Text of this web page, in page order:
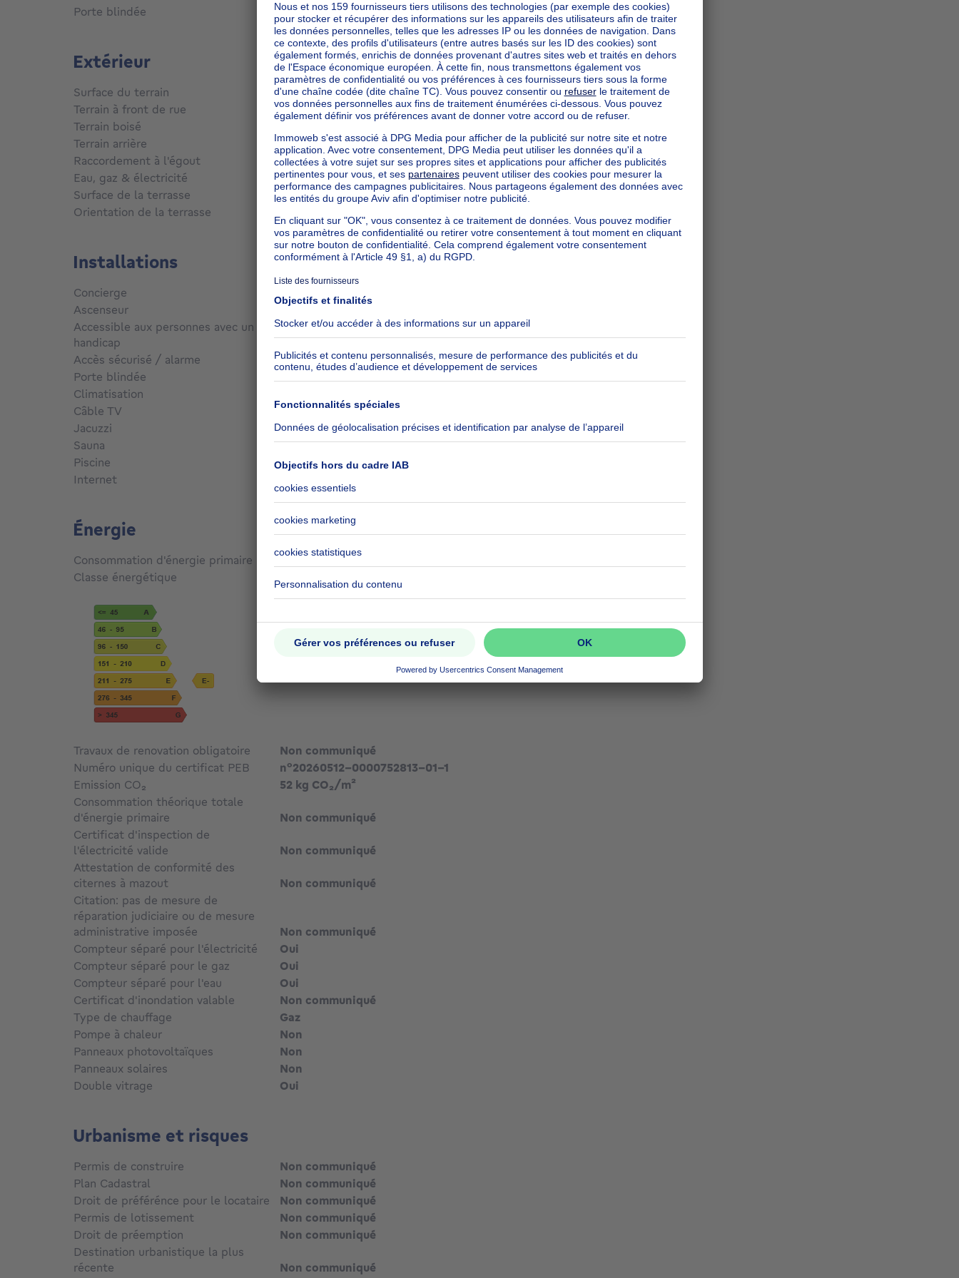
Porte blindée
Non
Extérieur
Surface du terrain 390m² mètres carrés
Terrain à front de rue
Non
Terrain boisé
Non
Terrain arrière
Non
Raccordement à l'égout
Connecté
Eau, gaz & électricité
Oui
Surface de la terrasse
40m² mètres carrés
Orientation de la terrasse
Installations
Concierge
Ascenseur
Non
Accessible aux personnes avec un
handicap
Non
Accès sécurisé / alarme
Non
Porte blindée
Climatisation
Câble TV
Oui
Jacuzzi
Non
Sauna
Non
Piscine
Non
Internet
Énergie
Consommation d'énergie primaire 262kWh/m² kilowattheure par mètres carrés
Classe énergétique
Travaux de renovation obligatoire
Non communiqué
Numéro unique du certificat PEB
n°20260512-0000752813-01-1
Emission CO₂
52 kg CO₂/m²
Consommation théorique totale
d'énergie primaire
Non communiqué
Certificat d'inspection de
l'électricité valide
Non communiqué
Attestation de conformité des
citernes à mazout
Non communiqué
Citation: pas de mesure de
réparation judiciaire ou de mesure
administrative imposée
Non communiqué
Compteur séparé pour l'électricité
Oui
Compteur séparé pour le gaz
Oui
Compteur séparé pour l'eau
Oui
Certificat d'inondation valable
Non communiqué
Type de chauffage
Gaz
Pompe à chaleur
Non
Panneaux photovoltaïques
Non
Panneaux solaires
Non
Double vitrage
Oui
Urbanisme et risques
Permis de construire
Non communiqué
Plan Cadastral
Non communiqué
Droit de préférénce pour le locataire
Non communiqué
Permis de lotissement
Non communiqué
Droit de préemption
Non communiqué
Destination urbanistique la plus
récente
Non communiqué